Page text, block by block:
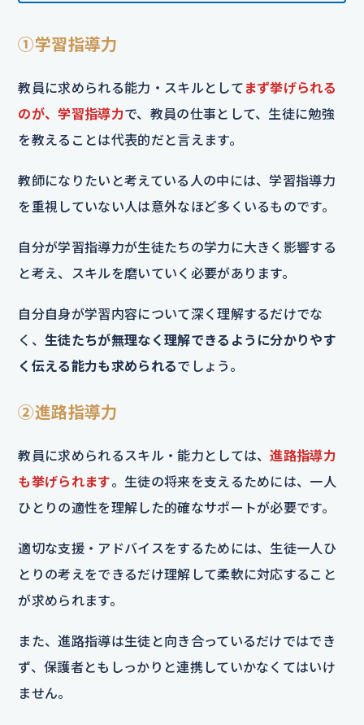
①学習指導力
教員に求められる能力・スキルとして まず挙げられる
のが、学習指導力で、教員の仕事として、生徒に勉強
を教えることは代表的だと言えます。
教師になりたいと考えている人の中には、学習指導力
を重視していない人は意外なほど多くいるものです。
自分が学習指導力が生徒たちの学力に大きく影響する
と考え、スキルを磨いていく必要があります。
自分自身が学習内容について深く理解するだけでな
く、生徒たちが無理なく理解できるように分かりやす
く伝える能力も求められるでしょう。
②進路指導力
教員に求められるスキル・能力としては、進路指導力
も挙げられます。生徒の将来を支えるためには、一人
ひとりの適性を理解した的確なサポートが必要です。
適切な支援・アドバイスをするためには、生徒一人ひ
とりの考えをできるだけ理解して柔軟に対応すること
が求められます。
また、進路指導は生徒と向き合っているだけではでき
ず、保護者ともしっかりと連携していかなくてはいけ
ません。